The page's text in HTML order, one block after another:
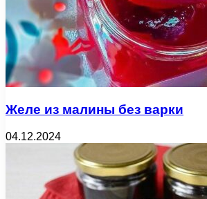
Желе из малины без варки
04.12.2024